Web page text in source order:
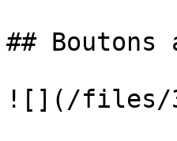
##
![](/files/